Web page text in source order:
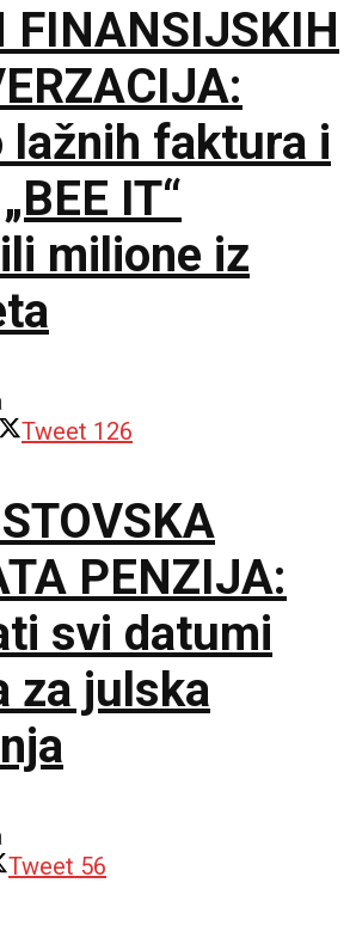
FINANSIJSKIH
lažnih faktura i
IT“
milione iz
Tweet 126
PENZIJA:
svi datumi
za julska
Tweet 56